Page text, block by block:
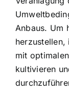
Anbaus. Um
mit
kultivieren